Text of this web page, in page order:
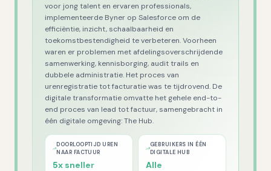
voor jong talent en ervaren professionals,
implementeerde Byner op Salesforce om de
efficiëntie, inzicht, schaalbaarheid en
toekomstbestendigheid te verbeteren. Voorheen
waren er problemen met afdelingsoverschrijdende
samenwerking, kennisborging, audit trails en
dubbele administratie. Het proces van
urenregistratie tot facturatie was te tijdrovend. De
digitale transformatie omvatte het gehele end-to-
end proces van lead tot factuur, samengebracht in
één digitale omgeving: The Hub.
DOORLOOPTIJD UREN
NAAR FACTUUR
5x sneller
GEBRUIKERS IN ÉÉN
DIGITALE HUB
Alle